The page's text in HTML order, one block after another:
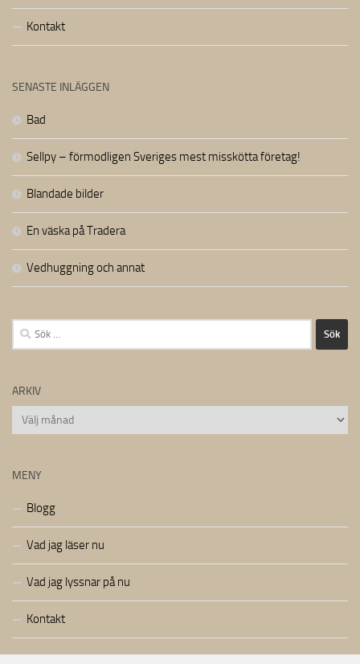
Kontakt
SENASTE INLÄGGEN
Bad
Sellpy – förmodligen Sveriges mest misskötta företag!
Blandade bilder
En väska på Tradera
Vedhuggning och annat
Sök
efter:
ARKIV
Arkiv
MENY
Blogg
Vad jag läser nu
Vad jag lyssnar på nu
Kontakt